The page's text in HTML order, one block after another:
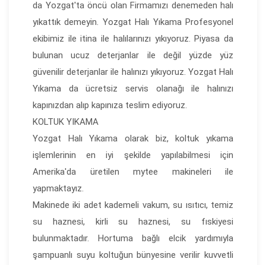
da Yozgat'ta öncü olan Firmamızı denemeden halı
yıkattık demeyin. Yozgat Halı Yıkama Profesyonel
ekibimiz ile itina ile halılarınızı yıkıyoruz. Piyasa da
bulunan ucuz deterjanlar ile değil yüzde yüz
güvenilir deterjanlar ile halınızı yıkıyoruz. Yozgat Halı
Yıkama da ücretsiz servis olanağı ile halınızı
kapınızdan alıp kapınıza teslim ediyoruz.
KOLTUK YIKAMA
Yozgat Halı Yıkama olarak biz, koltuk yıkama
işlemlerinin en iyi şekilde yapılabilmesi için
Amerika'da üretilen mytee makineleri ile
yapmaktayız.
Makinede iki adet kademeli vakum, su ısıtıcı, temiz
su haznesi, kirli su haznesi, su fıskiyesi
bulunmaktadır. Hortuma bağlı elcik yardımıyla
şampuanlı suyu koltuğun bünyesine verilir kuvvetli